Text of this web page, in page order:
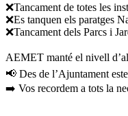
❌Tancament de totes les
❌Es tanquen els paratges
❌Tancament dels Parcs i
AEMET manté el nivell
📢 Des de l’Ajuntament
➡️ Vos recordem a tots la